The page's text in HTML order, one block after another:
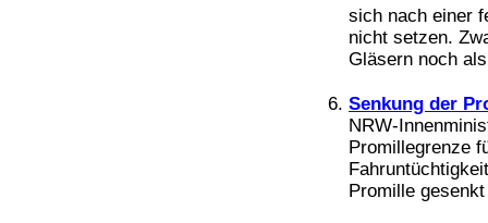
sich nach einer
nicht setzen.
Gläsern noch
Senkung der
NRW-
Promillegrenze
Promille